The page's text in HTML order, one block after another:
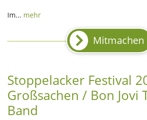
Im... mehr
Mitmachen
Stoppelacker Festival
Großsachen / Bon Jovi
Band